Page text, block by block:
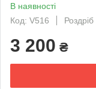
В наявності
Код: V516
Роздріб
3 200 ₴